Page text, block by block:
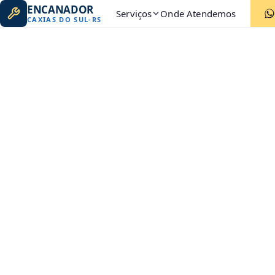
ENCANADOR
CAXIAS DO SUL- RS Serviços Onde Atendemos